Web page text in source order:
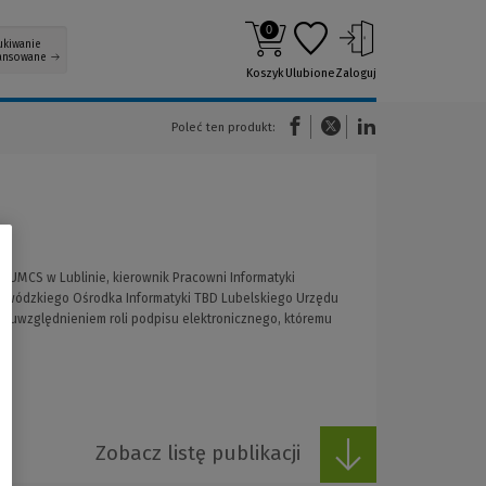
0
KoszykUlubioneZaloguj
Poleć ten produkt:
(Nowe okno)(Link do innej strony)
w Lublinie, kierownik Pracowni Informatyki
Ośrodka Informatyki TBD Lubelskiego Urzędu
uwzględnieniem roli podpisu elektronicznego, któremu
Zobacz listę publikacji